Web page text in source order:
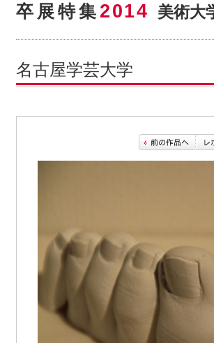
卒展特集 2014 美術大
名古屋学芸大学